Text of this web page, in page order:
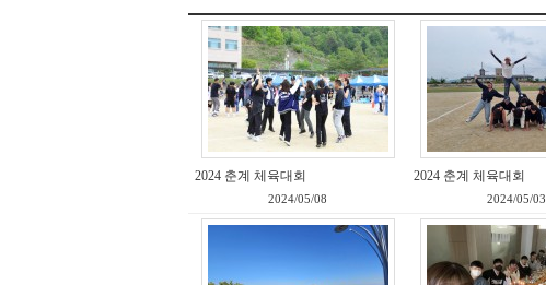
2024 춘계 체육대회
2024/05/08
2024 춘계 체육대회
2024/05/03